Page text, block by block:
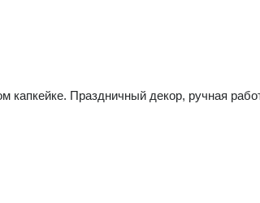
капкейке. Праздничный декор, ручная